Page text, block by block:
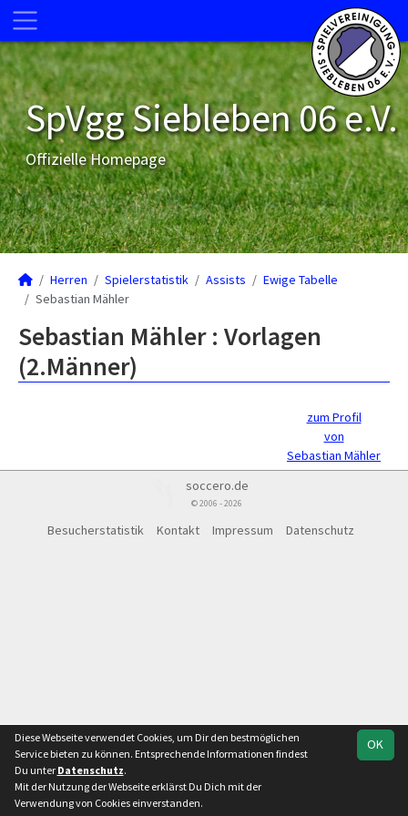
SpVgg Siebleben 06 e.V.
Offizielle Homepage
Herren Spielerstatistik Assists
Ewige Tabelle
Sebastian Mähler
Sebastian Mähler : Vorlagen
(2.Männer)
zum Profil
von
Sebastian Mähler
soccero.de
© 2006 - 2026
Besucherstatistik Kontakt Impressum Datenschutz
OK
Diese Webseite verwendet Cookies, um Dir den bestmöglichen
Service bieten zu können. Entsprechende Informationen findest
Du unter Datenschutz.
Mit der Nutzung der Webseite erklärst Du Dich mit der
Verwendung von Cookies einverstanden.